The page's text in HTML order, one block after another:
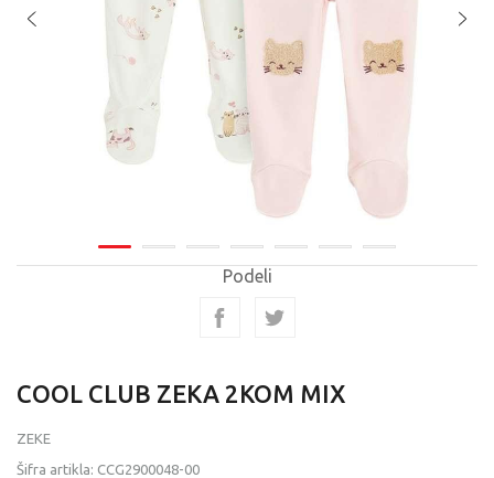
Podeli
COOL CLUB ZEKA 2KOM MIX
ZEKE
Šifra artikla: CCG2900048-00